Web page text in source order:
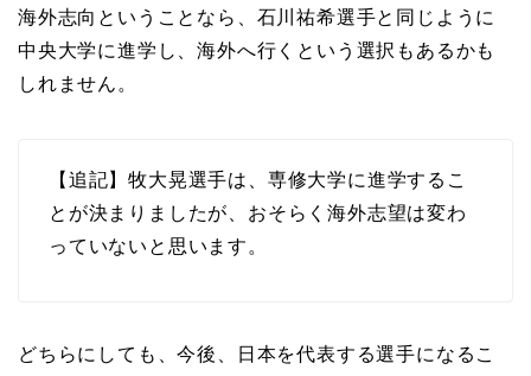
海外志向ということなら、石川祐希選手と同じように
中央大学に進学し、海外へ行くという選択もあるかも
しれません。
【追記】牧大晃選手は、専修大学に進学するこ
とが決まりましたが、おそらく海外志望は変わ
っていないと思います。
どちらにしても、今後、
日本を代表する選手になるこ